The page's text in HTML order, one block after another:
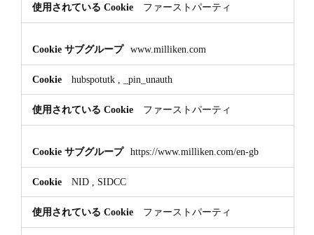
ファーストパーティ
www.milliken.com
hubspotutk _pin_unauth
ファーストパーティ
https://www.milliken.com/en-gb
NID SIDCC
ファーストパーティ